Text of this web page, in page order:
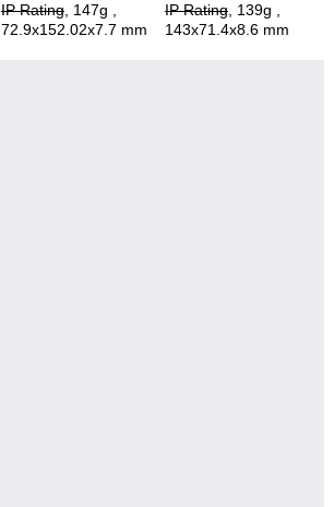
IP Rating, 147g
72.9x152.02x7.7 mm
IP Rating, 139g
143x71.4x8.6 mm